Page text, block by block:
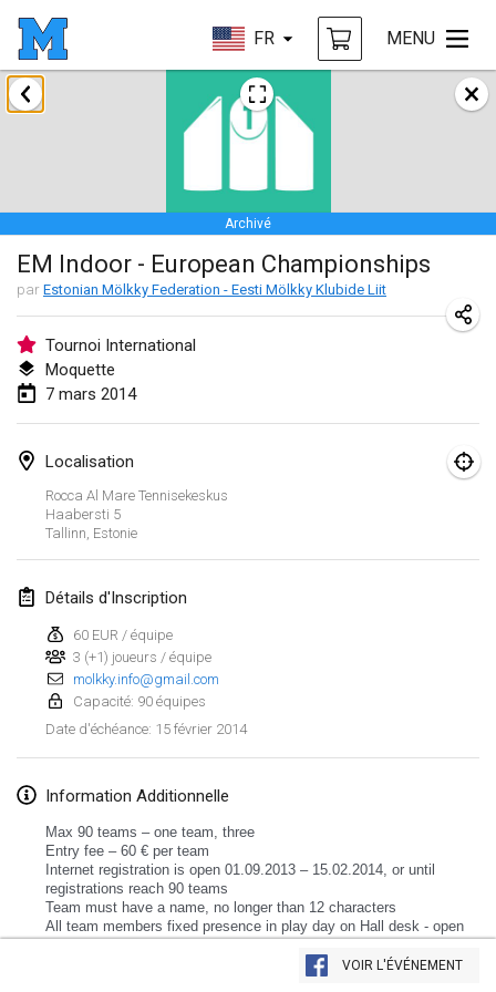
FR MENU
Afficher la liste
Archivé
EM Indoor - European Championships
par Estonian Mölkky Federation - Eesti Mölkky Klubide Liit
Tournoi International
Moquette
7 mars 2014
Localisation
Rocca Al Mare Tennisekeskus
Haabersti 5
Tallinn Estonie
Détails d'Inscription
60 EUR / équipe
3 (+1) joueurs / équipe
molkky.info@gmail.com
Capacité: 90 équipes
Date d'échéance: 15 février 2014
Information Additionnelle
Max 90 teams – one team, three
Entry fee – 60 € per team
Internet registration is open 01.09.2013 – 15.02.2014, or until
registrations reach 90 teams
Team must have a name, no longer than 12 characters
All team members fixed presence in play day on Hall desk - open
from 09.30.
VOIR L'ÉVÉNEMENT
janvier 2014
mars 2014
EM Indoor - European Championships
7 mars 2014|Estonie
septembre 2014
MIM - Masters Individuels de Mölkky
20 sept. 2014